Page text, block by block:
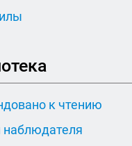
к чтению
наблюдателя